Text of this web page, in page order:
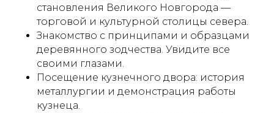
становления Великого Новгорода —
торговой и культурной столицы севера.
Знакомство с принципами и образцами
деревянного зодчества. Увидите все
своими глазами.
Посещение кузнечного двора: история
металлургии и демонстрация работы
кузнеца.